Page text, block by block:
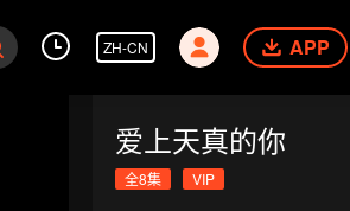
ZH-CN APP
爱上天真的你
全8集 VIP